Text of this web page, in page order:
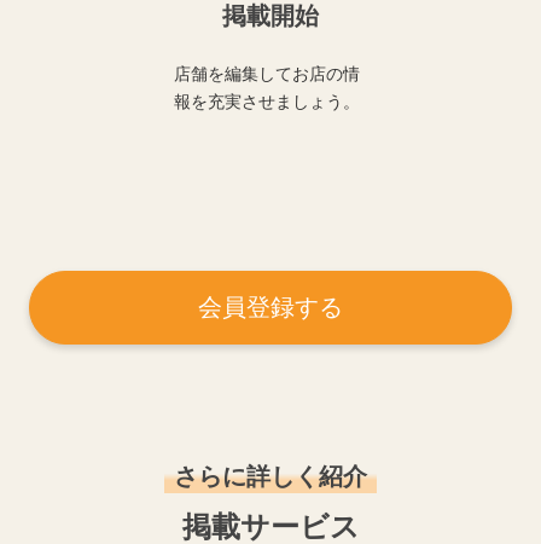
掲載開始
店舗を編集してお店の情
報を充実させましょう。
会員登録する
さらに詳しく紹介
掲載サービス